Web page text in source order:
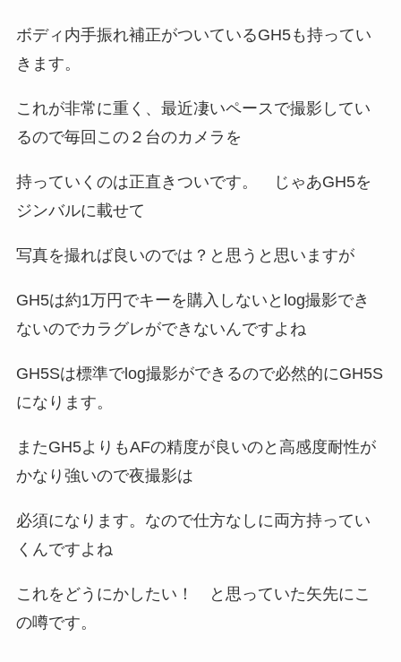
ボディ内手振れ補正がついているGH5も持ってい
きます。
これが非常に重く、最近凄いペースで撮影してい
るので毎回この２台のカメラを
持っていくのは正直きついです。 じゃあGH5を
ジンバルに載せて
写真を撮れば良いのでは？と思うと思いますが
GH5は約1万円でキーを購入しないとlog撮影でき
ないのでカラグレができないんですよね
GH5Sは標準でlog撮影ができるので必然的にGH5S
になります。
またGH5よりもAFの精度が良いのと高感度耐性が
かなり強いので夜撮影は
必須になります。なので仕方なしに両方持ってい
くんですよね
これをどうにかしたい！ と思っていた矢先にこ
の噂です。